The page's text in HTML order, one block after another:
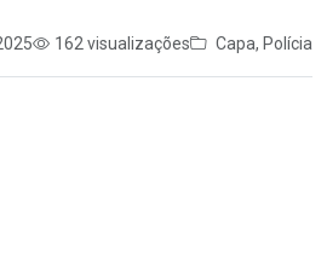
162 visualizações Capa, Polícia